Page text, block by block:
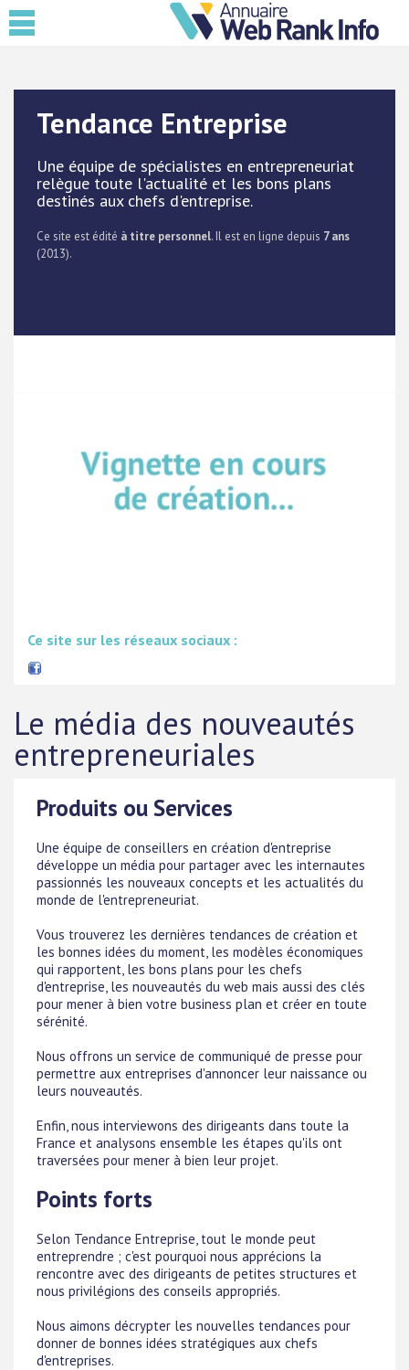
Tendance Entreprise
Une équipe de spécialistes en entrepreneuriat
relègue toute l'actualité et les bons plans
destinés aux chefs d'entreprise.
Ce site est édité à titre personnel. Il est en ligne depuis 7 ans
(2013).
Ce site sur les réseaux sociaux :
Le média des nouveautés
entrepreneuriales
Produits ou Services
Une équipe de conseillers en création d'entreprise
développe un média pour partager avec les internautes
passionnés les nouveaux concepts et les actualités du
monde de l'entrepreneuriat.
Vous trouverez les dernières tendances de création et
les bonnes idées du moment, les modèles économiques
qui rapportent, les bons plans pour les chefs
d'entreprise, les nouveautés du web mais aussi des clés
pour mener à bien votre business plan et créer en toute
sérénité.
Nous offrons un service de communiqué de presse pour
permettre aux entreprises d'annoncer leur naissance ou
leurs nouveautés.
Enfin, nous interviewons des dirigeants dans toute la
France et analysons ensemble les étapes qu'ils ont
traversées pour mener à bien leur projet.
Points forts
Selon Tendance Entreprise, tout le monde peut
entreprendre ; c'est pourquoi nous apprécions la
rencontre avec des dirigeants de petites structures et
nous privilégions des conseils appropriés.
Nous aimons décrypter les nouvelles tendances pour
donner de bonnes idées stratégiques aux chefs
d'entreprises.